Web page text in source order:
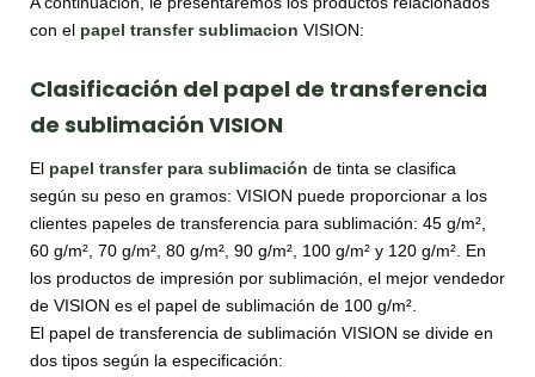
con el papel transfer sublimacion VISION:
Clasificación del papel de transferencia
de sublimación VISION
El papel transfer para sublimación de tinta se clasifica
según su peso en gramos: VISION puede proporcionar a los
clientes papeles de transferencia para sublimación: 45 g/m²,
60 g/m², 70 g/m², 80 g/m², 90 g/m², 100 g/m² y 120 g/m². En
los productos de impresión por sublimación, el mejor vendedor
de VISION es el papel de sublimación de 100 g/m².
El papel de transferencia de sublimación VISION se divide en
dos tipos según la especificación: